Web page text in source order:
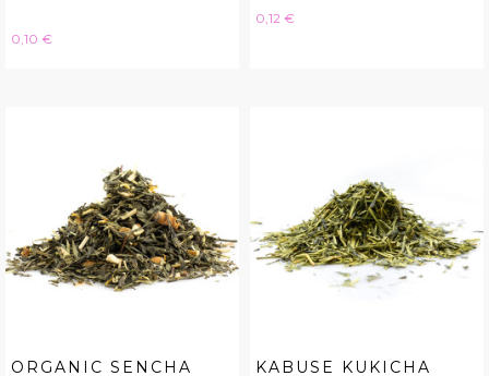
Hinta
0,10 €
Hinta
0,12 €
ORGANIC SENCHA KABUSE KUKICHA